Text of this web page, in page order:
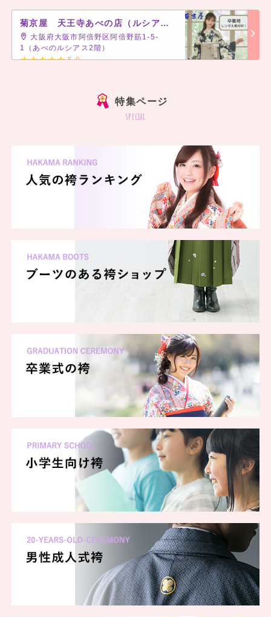
菊京屋 天王寺あべの店（ルシアス２階）
大阪府大阪市阿倍野区阿倍野筋1-5-
1（あべのルシアス2階）
5.0
特集ページ
special